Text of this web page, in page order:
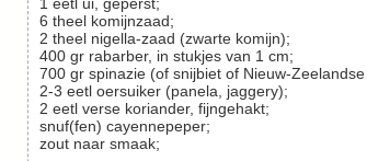
6 theel komijnzaad;
2 theel nigella-zaad (zwarte komijn);
400 gr rabarber, in stukjes van 1 cm;
700 gr spinazie (of snijbiet of Nieuw-
2-3 eetl oersuiker (panela, jaggery);
2 eetl verse koriander, fijngehakt;
snuf(fen) cayennepeper;
zout naar smaak;